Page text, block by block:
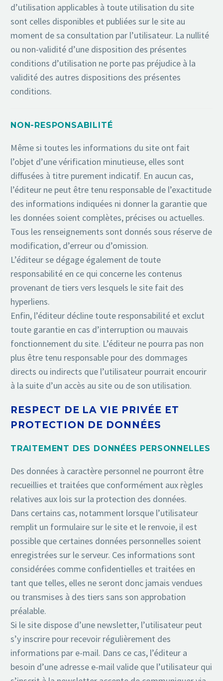
d’utilisation applicables à toute utilisation du site
sont celles disponibles et publiées sur le site au
moment de sa consultation par l’utilisateur. La nullité
ou non-validité d’une disposition des présentes
conditions d’utilisation ne porte pas préjudice à la
validité des autres dispositions des présentes
conditions.
NON-RESPONSABILITÉ
Même si toutes les informations du site ont fait
l’objet d’une vérification minutieuse, elles sont
diffusées à titre purement indicatif. En aucun cas,
l’éditeur ne peut être tenu responsable de l’exactitude
des informations indiquées ni donner la garantie que
les données soient complètes, précises ou actuelles.
Tous les renseignements sont donnés sous réserve de
modification, d’erreur ou d’omission.
L’éditeur se dégage également de toute
responsabilité en ce qui concerne les contenus
provenant de tiers vers lesquels le site fait des
hyperliens.
Enfin, l’éditeur décline toute responsabilité et exclut
toute garantie en cas d’interruption ou mauvais
fonctionnement du site. L’éditeur ne pourra pas non
plus être tenu responsable pour des dommages
directs ou indirects que l’utilisateur pourrait encourir
à la suite d’un accès au site ou de son utilisation.
RESPECT DE LA VIE PRIVÉE ET
PROTECTION DE DONNÉES
TRAITEMENT DES DONNÉES PERSONNELLES
Des données à caractère personnel ne pourront être
recueillies et traitées que conformément aux règles
relatives aux lois sur la protection des données.
Dans certains cas, notamment lorsque l’utilisateur
remplit un formulaire sur le site et le renvoie, il est
possible que certaines données personnelles soient
enregistrées sur le serveur. Ces informations sont
considérées comme confidentielles et traitées en
tant que telles, elles ne seront donc jamais vendues
ou transmises à des tiers sans son approbation
préalable.
Si le site dispose d’une newsletter, l’utilisateur peut
s’y inscrire pour recevoir régulièrement des
informations par e-mail. Dans ce cas, l’éditeur a
besoin d’une adresse e-mail valide que l’utilisateur qui